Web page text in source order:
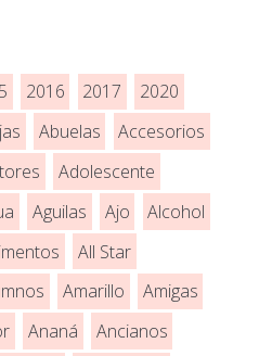
2016 2017
2020
Abuelas
Accesorios
Adolescente
Aguilas Ajo
Alcohol
All Star
Amarillo
Amigas
Ananá
Ancianos